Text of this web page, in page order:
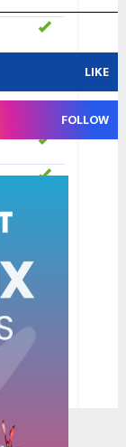
LIKE
FOLLOW